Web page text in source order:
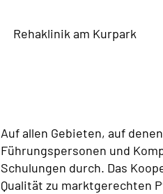
Rehaklinik am Kurpark
Auf allen Gebieten, auf
Führungspersonen und
Schulungen durch. Das
Qualität zu marktgerechten